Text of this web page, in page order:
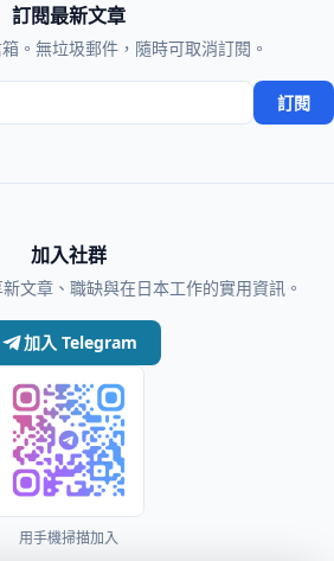
訂閱最新文章
。無垃圾郵件，隨時可取消訂閱。
訂閱
加入社群
文章、職缺與在日本工作的實用資訊。
加入 Telegram
用手機掃描加入